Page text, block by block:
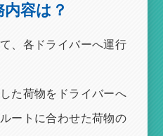
容は？
、各ドライバーへ運行
た荷物をドライバーへ
ートに合わせた荷物の